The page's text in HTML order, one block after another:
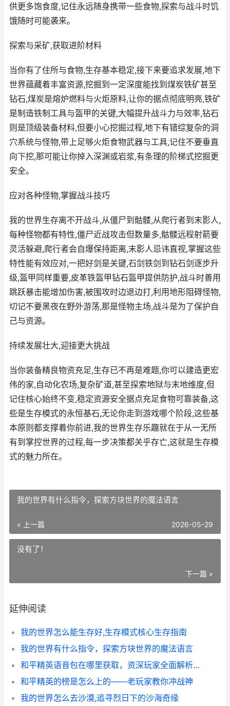
供更多饱食度,记住永远随身携带一些食物,探索与战斗时饥
饿随时可能袭来。
探索与采矿,获取进阶材料
当你有了住所与食物,生存基本稳定,接下来要追求发展,地下
世界蕴藏着丰富资源,挖掘到一定深度能找到煤炭铁矿甚至
钻石,煤炭是熔炉燃料与火炬原料,让你的据点彻底明亮,铁矿
是制造铁制工具与盔甲的关键,大幅提升战斗力与效率,钻石
则是顶级装备材料,但要小心挖掘过程,地下有错综复杂的洞
穴系统与怪物,带上足够火炬食物武器与工具,记住不要垂直
向下挖,那可能让你掉入深渊或岩浆,有条理的阶梯式挖掘更
安全。
应对各种怪物,掌握战斗技巧
我的世界生存离不开战斗,从僵尸到骷髅,从爬行者到末影人,
每种怪物都有特性,僵尸近战攻击但数量多,骷髅远程射箭要
灵活躲避,爬行者会自爆保持距离,末影人忌讳直视,掌握这些
特性能有效应对,一把好剑是关键,石剑铁剑到钻石剑逐步升
级,盔甲同样重要,皮革铁盔甲钻石盔甲提供防护,战斗时善用
跳跃暴击能增加伤害,被围攻时边退边打,利用地形阻碍怪物,
切记不要黑夜在野外游荡,那是怪物主场,战斗是为了保护自
己与资源。
持续发展壮大,迎接更大挑战
当你装备精良物资充足,生存已不再是难题,你可以建造更宏
伟的家,自动化农场,复杂矿道,甚至探索地狱与末地维度,但
记住核心始终不变,稳定资源安全据点充足食物可靠装备,这
些是生存模式的永恒基石,无论你走到游戏哪个阶段,这些基
本原则都支撑着你前进,我的世界生存乐趣就在于从一无所
有到掌控世界的过程,每一步决策都关乎存亡,这就是生存模
式的魅力所在。
我的世界有什么指令，探索方块世界的魔法语言
« 上一篇 2026-05-29
没有了！
下一篇 »
延伸阅读
我的世界怎么能生存好,生存模式核心生存指南
我的世界有什么指令，探索方块世界的魔法语言
和平精英语音包在哪里获取，资深玩家全面解析指南
和平精英的榜是怎么上的——老玩家教你冲战神
我的世界怎么去沙漠,追寻烈日下的沙海奇缘